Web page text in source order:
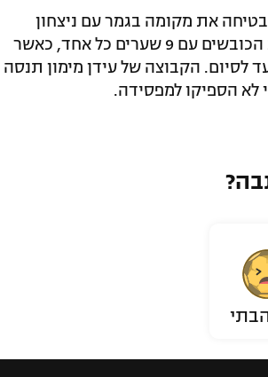
את מקומה בגמר עם ניצחון
משכנע. עמית מוטולה ומילאן פאבלוביץ' הובילו את רשימת הכובשים עם 9 שערים כל אחד, כאשר
לסיום. הקבוצה של עידן מימון תנסה